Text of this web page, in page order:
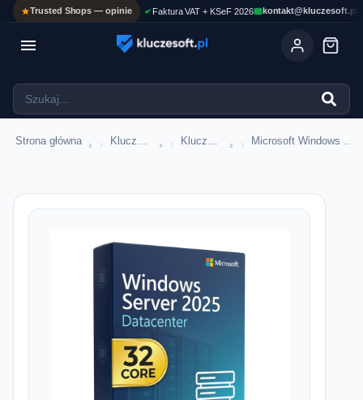
Trusted Shops — opinie Faktura VAT + KSeF 2026 kontakt@kluczesoft.pl

Strona główna › Klucze serwerowe › Klucze Windows Server › Microsoft Windows Server 2025